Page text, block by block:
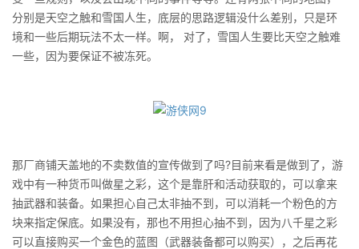
分别是天空之触和雪国人生，底层的思路逻辑没什么差别，只是环
境和一些后期玩法不太一样。啊， 对了，雪国人生要比天空之触难
一些，因为要保证不被冻死。
那厂商铺天盖地的不卖数值的宣传做到了吗?目前来看是做到了，游
戏中有一种货币叫做星之彩，这个是靠肝和活动获取的，可以拿来
抽武器和装备。如果担心自己太非抽不到，可以消耗一个粉色的方
块来指定保底。如果没有，那也不用担心抽不到，因为八千星之彩
可以直接购买一个金色的蓝图（武器装备都可以购买），之后再花